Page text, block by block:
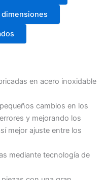
dimensiones
en acero inoxidable
cambios en los
y mejorando los
mejor ajuste entre los
mediante tecnología de